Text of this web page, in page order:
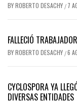
BYROBERTO DESACHY / 7
FALLECIÓ
BYROBERTO DESACHY /6
CYCLOSPORA YA
DIVERSAS ENTIDADES